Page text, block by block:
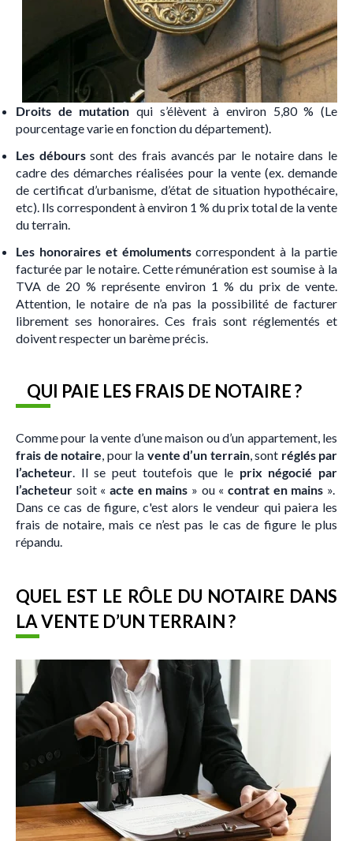
Droits de mutation qui s’élèvent à environ 5,80 % (Le
pourcentage varie en fonction du département).
Les débourssont des frais avancés par le notaire dans le
cadre des démarches réalisées pour la vente (ex. demande
de certificat d’urbanisme, d’état de situation hypothécaire,
etc). Ils correspondent à environ 1 % du prix total de la vente
du terrain.
Les honoraires et émolumentscorrespondent à la partie
facturée par le notaire. Cette rémunération est soumise à la
TVA de 20 % représente environ 1 % du prix de vente.
Attention, le notaire de n’a pas la possibilité de facturer
librement ses honoraires. Ces frais sont réglementés et
doivent respecter un barème précis.
QUI PAIE LES FRAIS DE NOTAIRE ?
Comme pour la vente d’une maison ou d’un appartement, les
frais de notaire, pour la vente d’un terrain, sont réglés par
l’acheteur. Il se peut toutefois que le prix négocié par
l’acheteur soit « acte en mains » ou « contrat en mains ».
Dans ce cas de figure, c'est alors le vendeur qui paiera les
frais de notaire, mais ce n’est pas le cas de figure le plus
répandu.
QUEL EST LE RÔLE DU NOTAIRE DANS
LA VENTE D’UN TERRAIN ?